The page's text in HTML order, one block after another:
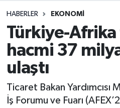
HABERLER EKONOMİ
Türkiye-
hacmi 37
ulaştı
Ticaret Bakan Yardımcısı
İş Forumu ve Fuarı